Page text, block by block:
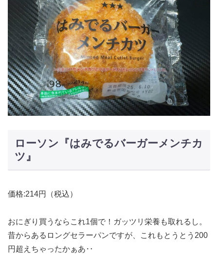
ローソン『はみでるバーガーメンチカ
ツ』
価格:214円（税込）
おにぎり買うならこれ1個で！ガッツリ栄養も取れるし。
昔からあるロングセラーパンですが、これもとうとう200
円超えちゃったかぁあ‥